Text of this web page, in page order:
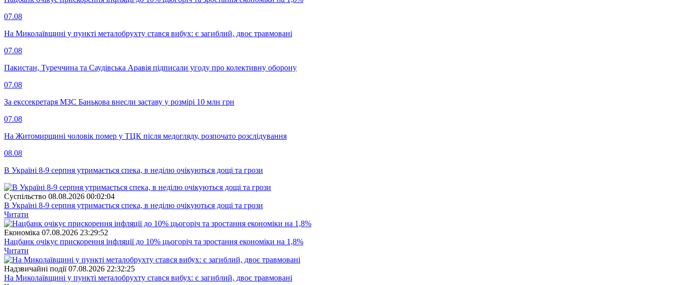
07.08
На Миколаївщині у пункті металобрухту стався вибух: є загиблий, двоє травмовані
07.08
Пакистан, Туреччина та Саудівська Аравія підписали угоду про колективну оборону
07.08
За екссекретаря МЗС Банькова внесли заставу у розмірі 10 млн грн
07.08
На Житомирщині чоловік помер у ТЦК після медогляду, розпочато розслідування
08.08
В Україні 8-9 серпня утримається спека, в неділю очікуються дощі та грози
Суспiльство 08.08.2026 00:02:04
В Україні 8-9 серпня утримається спека, в неділю очікуються дощі та грози
Читати
Економіка 07.08.2026 23:29:52
Нацбанк очікує прискорення інфляції до 10% цьогоріч та зростання економіки на 1,8%
Читати
Надзвичайні події 07.08.2026 22:32:25
На Миколаївщині у пункті металобрухту стався вибух: є загиблий, двоє травмовані